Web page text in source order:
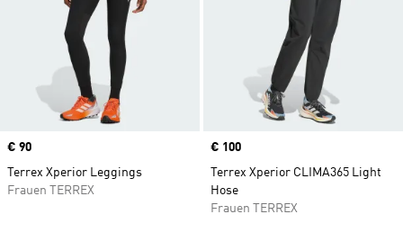
Price
€ 90
Terrex Xperior Leggings
Frauen TERREX
Price
€ 100
Terrex Xperior CLIMA365 Light
Hose
Frauen TERREX